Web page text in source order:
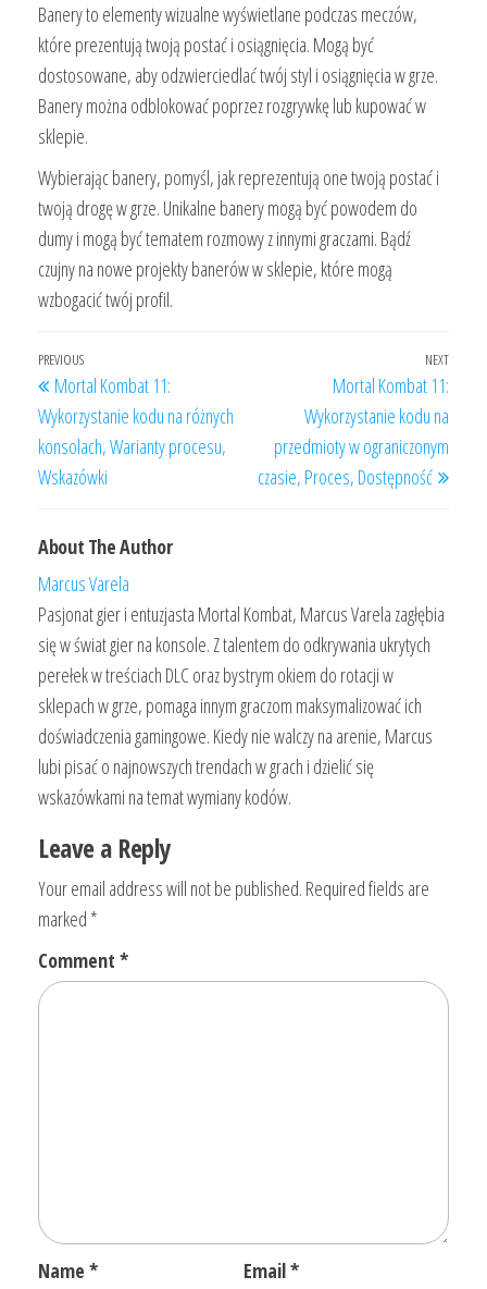
Banery to elementy wizualne wyświetlane podczas meczów,
które prezentują twoją postać i osiągnięcia. Mogą być
dostosowane, aby odzwierciedlać twój styl i osiągnięcia w grze.
Banery można odblokować poprzez rozgrywkę lub kupować w
sklepie.
Wybierając banery, pomyśl, jak reprezentują one twoją postać i
twoją drogę w grze. Unikalne banery mogą być powodem do
dumy i mogą być tematem rozmowy z innymi graczami. Bądź
czujny na nowe projekty banerów w sklepie, które mogą
wzbogacić twój profil.
Post
navigation
Previous
Post
PREVIOUS
Mortal Kombat 11:
Wykorzystanie kodu na różnych
konsolach, Warianty procesu,
Wskazówki
Next
NEXT
Mortal Kombat 11:
Wykorzystanie kodu na
przedmioty w ograniczonym
czasie, Proces, Dostępność
About The Author
Marcus Varela
Pasjonat gier i entuzjasta Mortal Kombat, Marcus Varela zagłębia
się w świat gier na konsole. Z talentem do odkrywania ukrytych
perełek w treściach DLC oraz bystrym okiem do rotacji w
sklepach w grze, pomaga innym graczom maksymalizować ich
doświadczenia gamingowe. Kiedy nie walczy na arenie, Marcus
lubi pisać o najnowszych trendach w grach i dzielić się
wskazówkami na temat wymiany kodów.
Leave a Reply
Your email address will not be published. Required fields are
marked *
Comment *
Name * Email*